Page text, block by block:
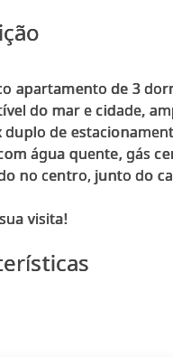
apartamento de 3
do mar e cidade,
duplo de
água quente, gás
no centro, junto do
Agende sua visita!